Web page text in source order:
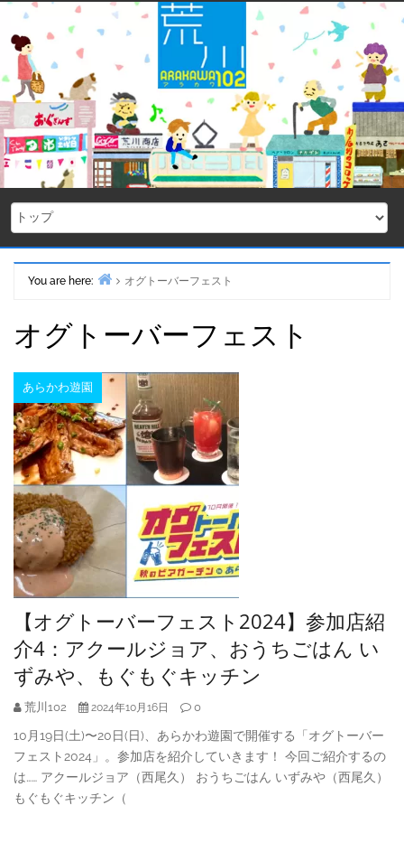
Skip
content
You are here:
オグトーバーフェスト
オグトーバーフェスト
あらかわ遊園
【オグトーバーフェスト2024】参加店紹
介4：アクールジョア、おうちごはん い
ずみや、もぐもぐキッチン
荒川102 2024年10月16日 0
10月19日(土)〜20日(日)、あらかわ遊園で開催する「オグトーバー
フェスト2024」。参加店を紹介していきます！ 今回ご紹介するの
は…… アクールジョア（西尾久） おうちごはん いずみや（西尾久）
もぐもぐキッチン（